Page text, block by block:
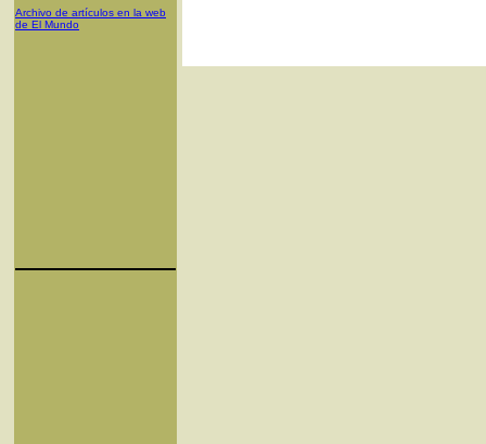
Archivo de artículos en la web
de El Mundo